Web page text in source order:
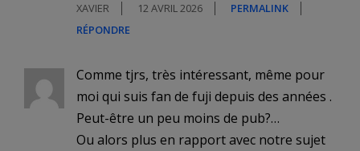
XAVIER 12 AVRIL 2026
PERMALINK
RÉPONDRE
Comme tjrs, très intéressant, même pour
moi qui suis fan de fuji depuis des années .
Peut-être un peu moins de pub?…
Ou alors plus en rapport avec notre sujet